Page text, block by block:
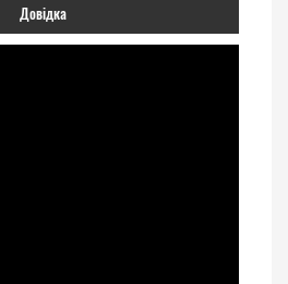
Довідка